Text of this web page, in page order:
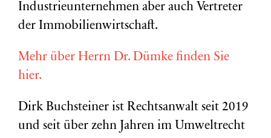
Industrieunternehmen aber auch Vertreter
der Immobilienwirtschaft.
Mehr über Herrn Dr. Dümke finden Sie
hier.
Dirk Buchsteiner ist Rechtsanwalt seit 2019
und seit über zehn Jahren im Umweltrecht